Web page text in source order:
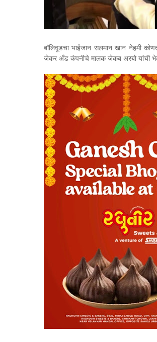
बॉलिवूडचा भाईजान सलमान खान नेहमी
जेकर अँड कंपनीचे मालक जेकब अरबो यांची